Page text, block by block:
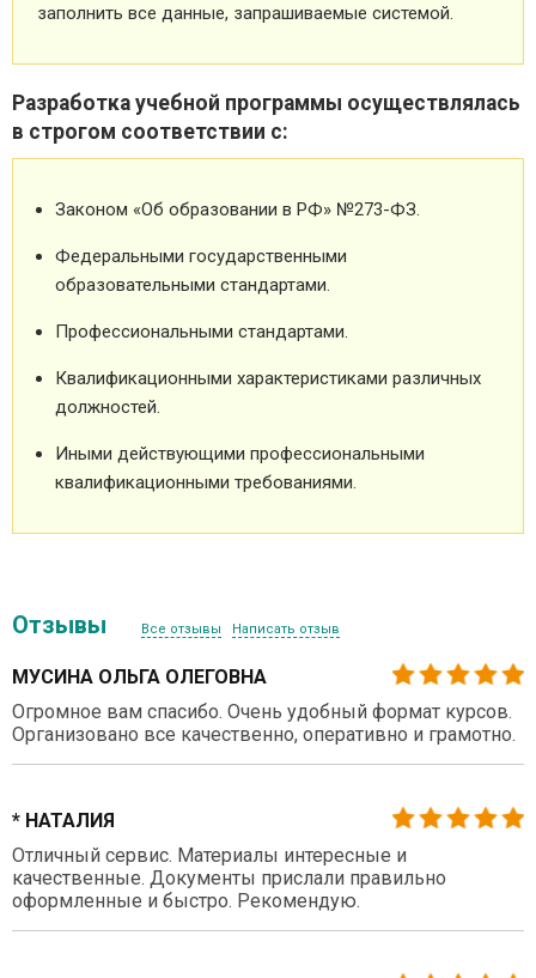
заполнить все данные, запрашиваемые системой.
Разработка учебной программы осуществлялась
в строгом соответствии с:
Законом «Об образовании в РФ» №273-ФЗ.
Федеральными государственными
образовательными стандартами.
Профессиональными стандартами.
Квалификационными характеристиками различных
должностей.
Иными действующими профессиональными
квалификационными требованиями.
Отзывы Все отзывы Написать отзыв
МУСИНА ОЛЬГА ОЛЕГОВНА
Огромное вам спасибо. Очень удобный формат курсов.
Организовано все качественно, оперативно и грамотно.
* НАТАЛИЯ
Отличный сервис. Материалы интересные и
качественные. Документы прислали правильно
оформленные и быстро. Рекомендую.